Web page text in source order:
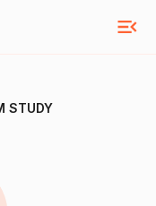
STUDY